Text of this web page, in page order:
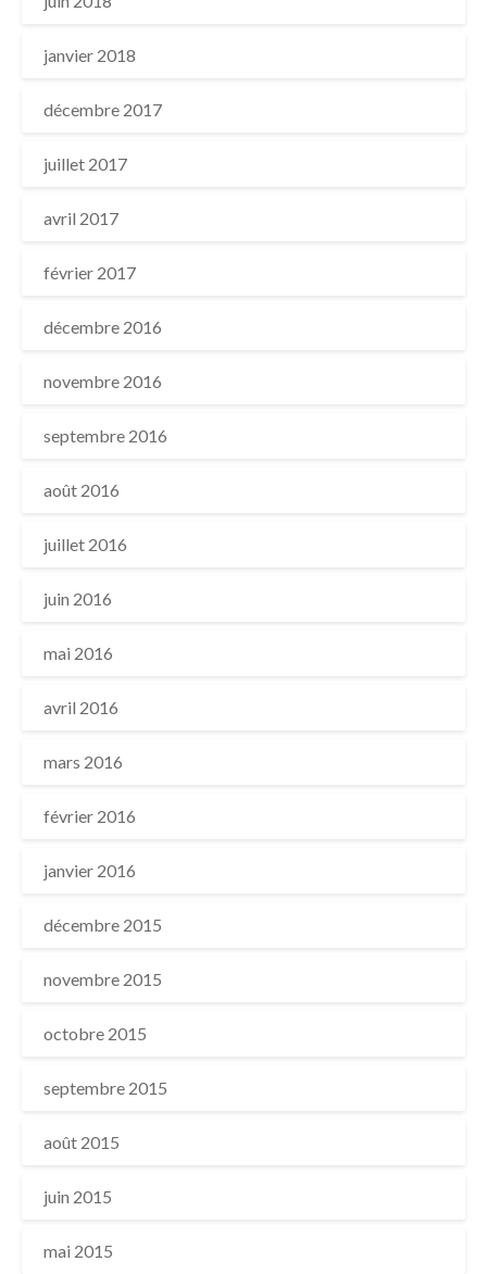
janvier 2018
décembre 2017
juillet 2017
avril 2017
février 2017
décembre 2016
novembre 2016
septembre 2016
août 2016
juillet 2016
juin 2016
mai 2016
avril 2016
mars 2016
février 2016
janvier 2016
décembre 2015
novembre 2015
octobre 2015
septembre 2015
août 2015
juin 2015
mai 2015